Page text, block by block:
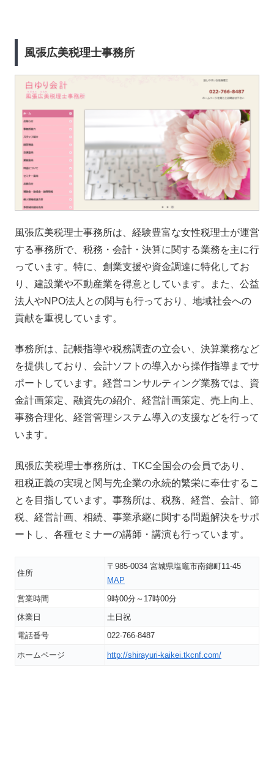
風張広美税理士事務所
風張広美税理士事務所は、経験豊富な女性税理士が運営
する事務所で、税務・会計・決算に関する業務を主に行
っています。特に、創業支援や資金調達に特化してお
り、建設業や不動産業を得意としています。また、公益
法人やNPO法人との関与も行っており、地域社会への
貢献を重視しています。
事務所は、記帳指導や税務調査の立会い、決算業務など
を提供しており、会計ソフトの導入から操作指導までサ
ポートしています。経営コンサルティング業務では、資
金計画策定、融資先の紹介、経営計画策定、売上向上、
事務合理化、経営管理システム導入の支援などを行って
います。
風張広美税理士事務所は、TKC全国会の会員であり、
租税正義の実現と関与先企業の永続的繁栄に奉仕するこ
とを目指しています。事務所は、税務、経営、会計、節
税、経営計画、相続、事業承継に関する問題解決をサポ
ートし、各種セミナーの講師・講演も行っています。
住所
〒985-0034 宮城県塩竈市南錦町11-45
MAP
営業時間
9時00分～17時00分
休業日
土日祝
電話番号
022-766-8487
ホームページ http://shirayuri-kaikei.tkcnf.com/